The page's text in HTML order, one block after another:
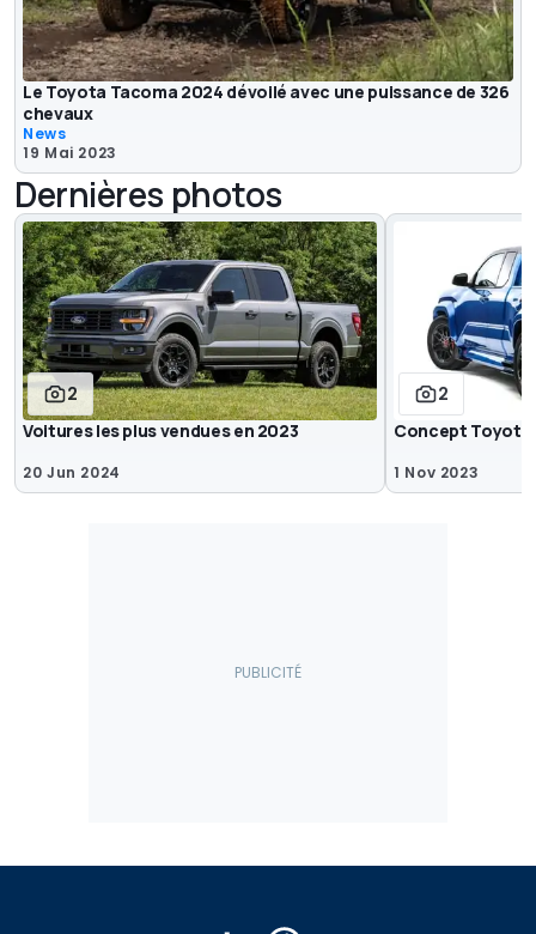
Le Toyota Tacoma 2024 dévoilé avec une puissance de 326
chevaux
News
19 Mai 2023
Dernières photos
2
Voitures les plus vendues en 2023
20 Jun 2024
2
Concept Toyota
1 Nov 2023